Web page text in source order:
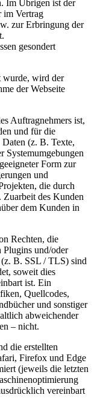
Im Übrigen ist der
im Vertrag
zur Erbringung der
gesondert
wurde, wird der
der Webseite
Auftragnehmers ist,
und für die
(z. B. Texte,
Systemumgebungen
Form zur
und
die durch
des Kunden
dem Kunden in
Rechten, die
und/oder
B. SSL / TLS) sind
soweit dies
ist. Ein
Quellcodes,
und sonstiger
abweichender
– nicht.
die erstellten
Firefox und Edge
(jeweils die letzten
vereinbart